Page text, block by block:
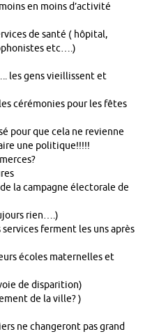
en moins d’activité
de santé ( hôpital,
etc….)
les gens vieillissent et
cérémonies pour les fêtes
pour que cela ne revienne
une politique!!!!!
la campagne électorale de
rien….)
ferment les uns après
écoles maternelles et
de disparition)
de la ville? )
ne changeront pas grand